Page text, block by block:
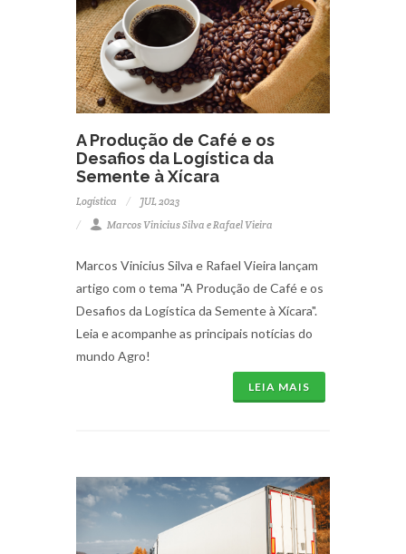
A Produção de Café e os
Desafios da Logística da
Semente à Xícara
Logística
JUL 2023
Marcos Vinicius Silva e Rafael Vieira
Marcos Vinicius Silva e Rafael Vieira lançam
artigo com o tema "A Produção de Café e os
Desafios da Logística da Semente à Xícara".
Leia e acompanhe as principais notícias do
mundo Agro!
LEIA MAIS